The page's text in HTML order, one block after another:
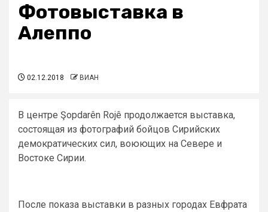
Фотовыставка в
Алеппо
02.12.2018 ВИАН
В центре Şopdarên Rojê продолжается выставка,
состоящая из фотографий бойцов Сирийских
демократических сил, воюющих на Севере и
Востоке Сирии.
После показа выставки в разных городах Евфрата